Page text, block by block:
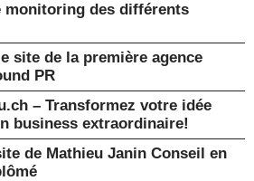
monitoring des différents
site de la première agence
PR
– Transformez votre idée
business extraordinaire!
de Mathieu Janin Conseil en